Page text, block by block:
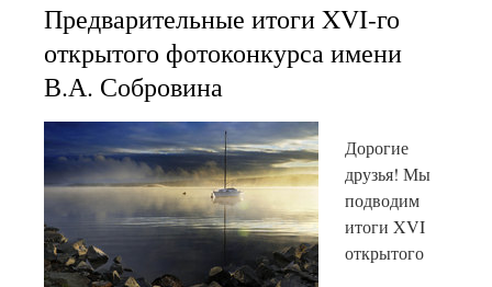
Предварительные итоги XVI-го
открытого фотоконкурса имени
В.А. Собровина
Дорогие
друзья! Мы
подводим
итоги XVI
открытого